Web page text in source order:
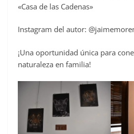
«Casa de las Cadenas»
Instagram del autor:
¡Una oportunidad única para
naturaleza en familia!